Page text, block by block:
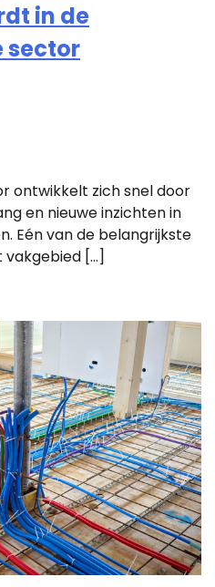
in de
sector
ontwikkelt zich snel door
en nieuwe inzichten in
Eén van de belangrijkste
vakgebied […]